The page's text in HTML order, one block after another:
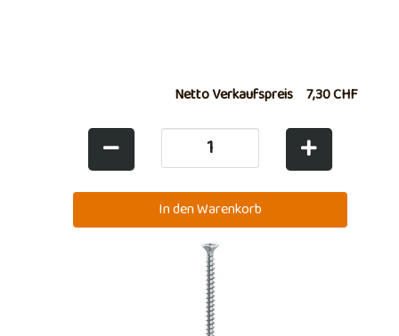
Netto Verkaufspreis 7,30 CHF